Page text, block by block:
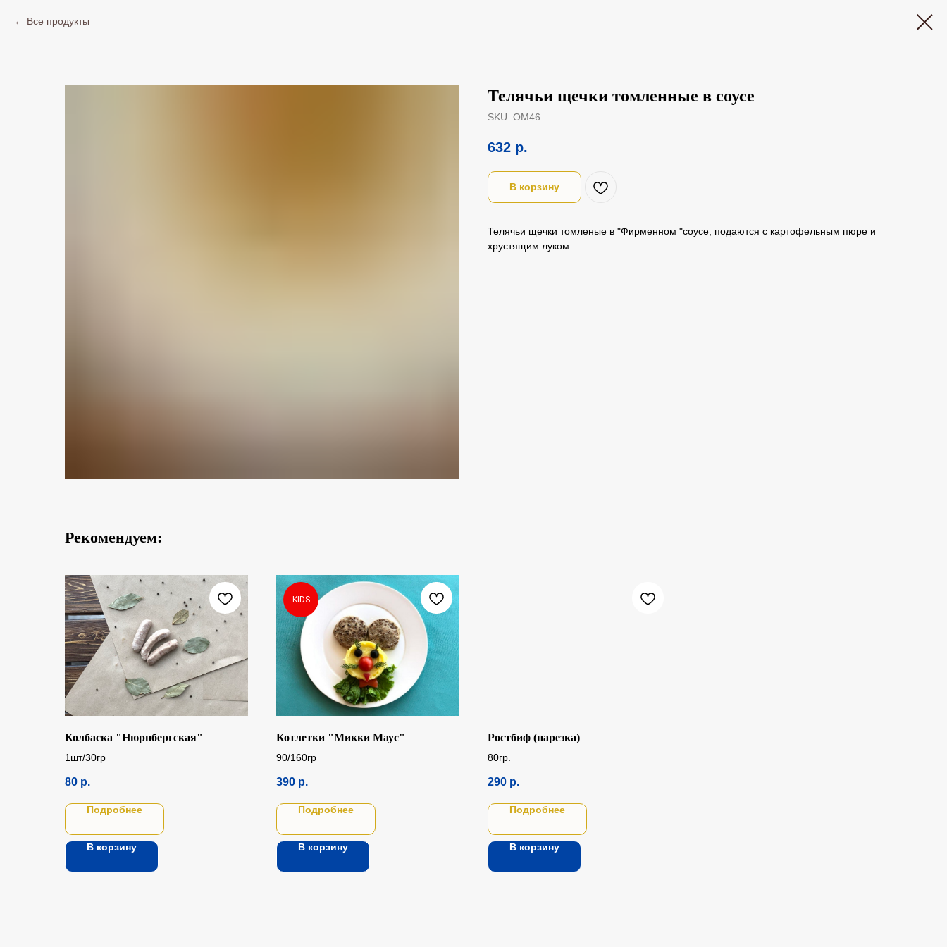
Все продукты
Телячьи щечки томленные в соусе
SKU: ОМ46
632 р.
В корзину
Телячьи щечки томленые в "Фирменном "соусе, подаются с картофельным пюре и
хрустящим луком.
Рекомендуем:
Колбаска "Нюрнбергская"
1шт/30гр
80 р.
Подробнее
В корзину
KIDS
Котлетки "Микки Маус"
90/160гр
390 р.
Подробнее
В корзину
Ростбиф (нарезка)
80гр.
290 р.
Подробнее
В корзину